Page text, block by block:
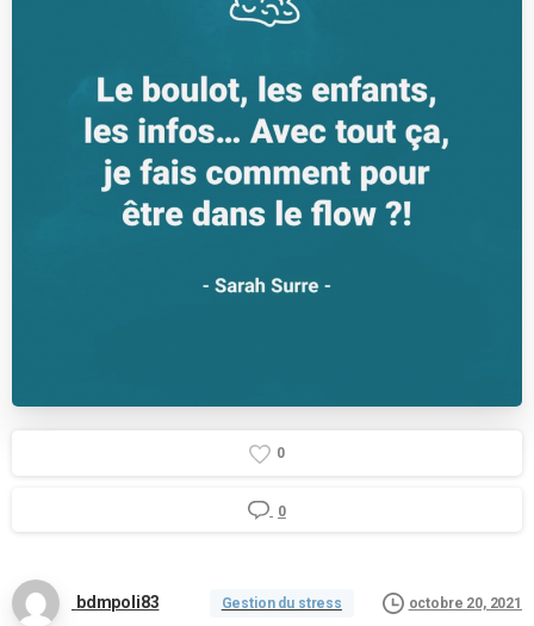
0
0
bdmpoli83 Gestion du stress octobre 20, 2021